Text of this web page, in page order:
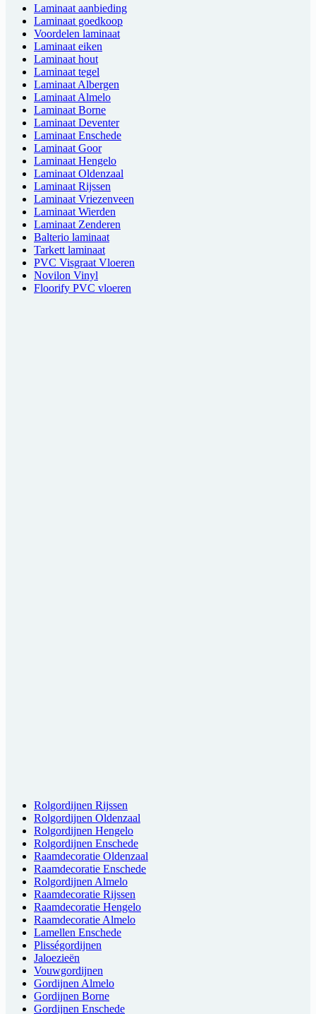
Laminaat aanbieding
Laminaat goedkoop
Voordelen laminaat
Laminaat eiken
Laminaat hout
Laminaat tegel
Laminaat Albergen
Laminaat Almelo
Laminaat Borne
Laminaat Deventer
Laminaat Enschede
Laminaat Goor
Laminaat Hengelo
Laminaat Oldenzaal
Laminaat Rijssen
Laminaat Vriezenveen
Laminaat Wierden
Laminaat Zenderen
Balterio laminaat
Tarkett laminaat
PVC Visgraat Vloeren
Novilon Vinyl
Floorify PVC vloeren
Rolgordijnen Rijssen
Rolgordijnen Oldenzaal
Rolgordijnen Hengelo
Rolgordijnen Enschede
Raamdecoratie Oldenzaal
Raamdecoratie Enschede
Rolgordijnen Almelo
Raamdecoratie Rijssen
Raamdecoratie Hengelo
Raamdecoratie Almelo
Lamellen Enschede
Plisségordijnen
Jaloezieën
Vouwgordijnen
Gordijnen Almelo
Gordijnen Borne
Gordijnen Enschede